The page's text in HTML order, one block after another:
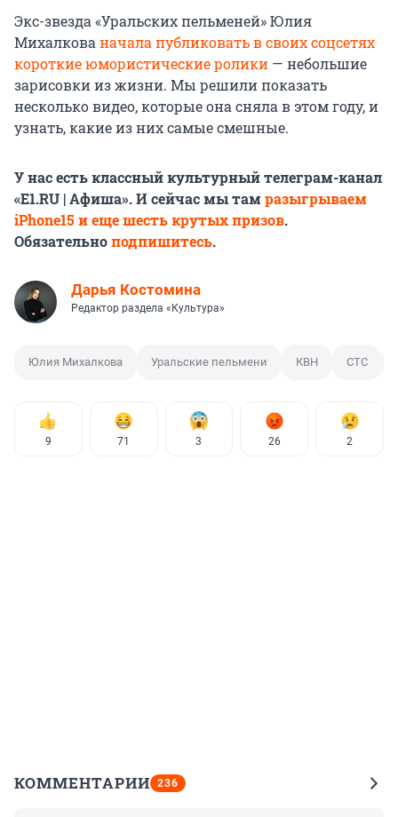
Экс-звезда «Уральских пельменей» Юлия
Михалкова начала публиковать в своих соцсетях
короткие юмористические ролики — небольшие
зарисовки из жизни. Мы решили показать
несколько видео, которые она сняла в этом году, и
узнать, какие из них самые смешные.
У нас есть классный культурный телеграм-канал
«E1.RU | Афиша». И сейчас мы тамразыгрываем
iPhone15 и еще шесть крутых призов.
Обязательноподпишитесь.
Дарья Костомина
Редактор раздела «Культура»
Юлия Михалкова Уральские пельмени КВН СТС
9 71 3 26 2
КОММЕНТАРИИ 236